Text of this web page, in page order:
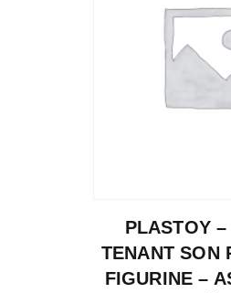
PLASTOY
TENANT SON
FIGURINE –